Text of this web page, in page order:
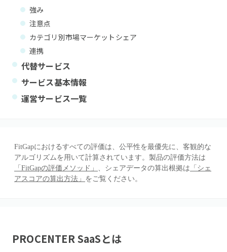
強み
注意点
カテゴリ別市場マーケットシェア
連携
代替サービス
サービス基本情報
運営サービス一覧
FitGapにおけるすべての評価は、公平性を最優先に、客観的な
アルゴリズムを用いて計算されています。製品の評価方法は
「FitGapの評価メソッド」 、シェアデータの算出根拠は 「シェ
アスコアの算出方法」 をご覧ください。
PROCENTER SaaSとは